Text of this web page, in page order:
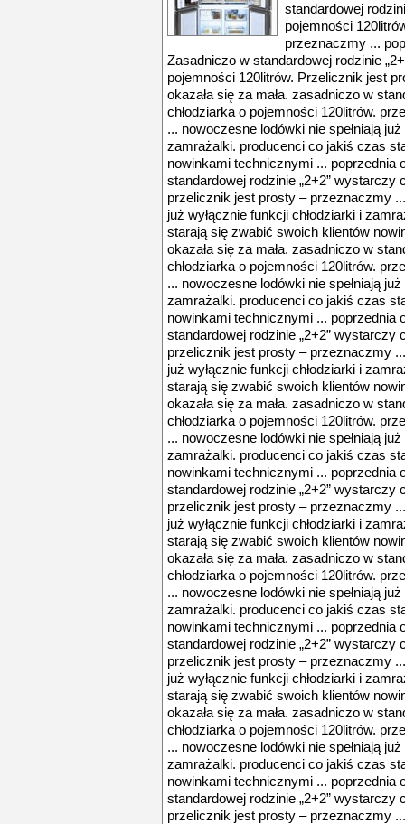
standardowej
pojemności
przeznaczmy ...
Zasadniczo w standardowej rodzinie
pojemności 120litrów. Przelicznik jest
okazała się za mała. zasadniczo w
chłodziarka o pojemności 120litrów.
... nowoczesne lodówki nie spełniają
zamrażalki. producenci co jakiś czas
nowinkami technicznymi ... poprzednia
standardowej rodzinie „2+2” wystarczy
przelicznik jest prosty – przeznaczmy
już wyłącznie funkcji chłodziarki i
starają się zwabić swoich klientów
okazała się za mała. zasadniczo w
chłodziarka o pojemności 120litrów.
... nowoczesne lodówki nie spełniają
zamrażalki. producenci co jakiś czas
nowinkami technicznymi ... poprzednia
standardowej rodzinie „2+2” wystarczy
przelicznik jest prosty – przeznaczmy
już wyłącznie funkcji chłodziarki i
starają się zwabić swoich klientów
okazała się za mała. zasadniczo w
chłodziarka o pojemności 120litrów.
... nowoczesne lodówki nie spełniają
zamrażalki. producenci co jakiś czas
nowinkami technicznymi ... poprzednia
standardowej rodzinie „2+2” wystarczy
przelicznik jest prosty – przeznaczmy
już wyłącznie funkcji chłodziarki i
starają się zwabić swoich klientów
okazała się za mała. zasadniczo w
chłodziarka o pojemności 120litrów.
... nowoczesne lodówki nie spełniają
zamrażalki. producenci co jakiś czas
nowinkami technicznymi ... poprzednia
standardowej rodzinie „2+2” wystarczy
przelicznik jest prosty – przeznaczmy
już wyłącznie funkcji chłodziarki i
starają się zwabić swoich klientów
okazała się za mała. zasadniczo w
chłodziarka o pojemności 120litrów.
... nowoczesne lodówki nie spełniają
zamrażalki. producenci co jakiś czas
nowinkami technicznymi ... poprzednia
standardowej rodzinie „2+2” wystarczy
przelicznik jest prosty – przeznaczmy